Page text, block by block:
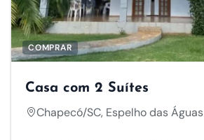
COMPRAR
Casa com 2 Suítes
Chapecó/SC, Espelho das Águas